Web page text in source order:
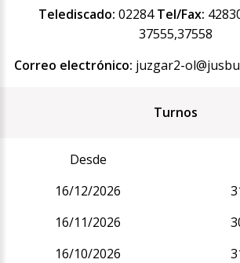
Telediscado: 02284Tel/Fax:
37555,37558
Correo electrónico: juzgar2-
Turnos
Desde
16/12/2026
16/11/2026
16/10/2026